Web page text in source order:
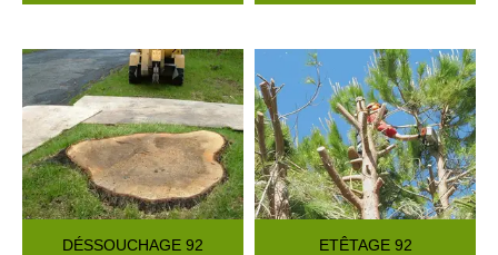
DÉSSOUCHAGE 92 ETÊTAGE 92